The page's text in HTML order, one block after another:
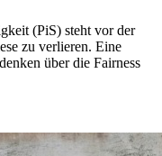
(PiS) steht vor der
zu verlieren. Eine
über die Fairness